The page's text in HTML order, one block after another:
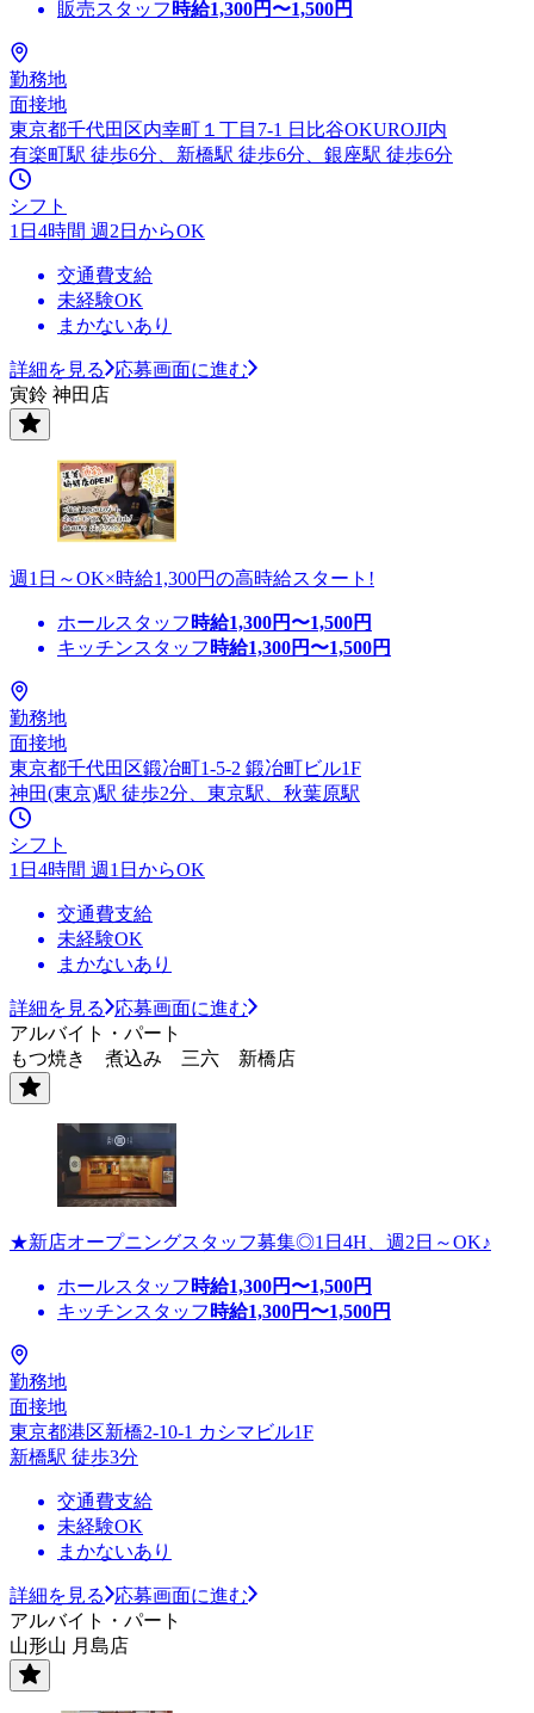
販売スタッフ 時給1,300円〜1,500円
勤務地
面接地
東京都千代田区内幸町１丁目7-1 日比谷OKUROJI内
有楽町駅 徒歩6分、新橋駅 徒歩6分、銀座駅 徒歩6分
シフト
1日4時間 週2日からOK
交通費支給
未経験OK
まかないあり
詳細を見る
応募画面に進む
寅鈴 神田店
週1日～OK×時給1,300円の高時給スタート!
ホールスタッフ 時給1,300円〜1,500円
キッチンスタッフ 時給1,300円〜1,500円
勤務地
面接地
東京都千代田区鍛冶町1-5-2 鍛冶町ビル1F
神田(東京)駅 徒歩2分、東京駅、秋葉原駅
シフト
1日4時間 週1日からOK
交通費支給
未経験OK
まかないあり
詳細を見る
応募画面に進む
アルバイト・パート
もつ焼き 煮込み 三六 新橋店
★新店オープニングスタッフ募集◎1日4H、週2日～OK♪
ホールスタッフ 時給1,300円〜1,500円
キッチンスタッフ 時給1,300円〜1,500円
勤務地
面接地
東京都港区新橋2-10-1 カシマビル1F
新橋駅 徒歩3分
交通費支給
未経験OK
まかないあり
詳細を見る
応募画面に進む
アルバイト・パート
山形山 月島店